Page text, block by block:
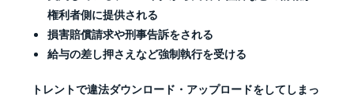
権利者側に提供される
損害賠償請求や刑事告訴をされる
給与の差し押さえなど強制執行を受ける
トレントで違法ダウンロード・アップロードをしてしまっ